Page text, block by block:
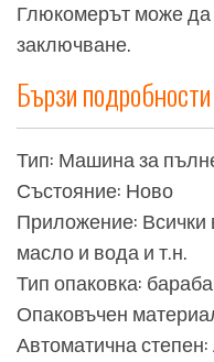
Глюкомерът може да
заключване.
Бързи подробности
Тип: Машина за
Състояние: Ново
Приложение: Всички
масло и вода и т.н.
Тип опаковка:
Опаковъчен
Автоматична